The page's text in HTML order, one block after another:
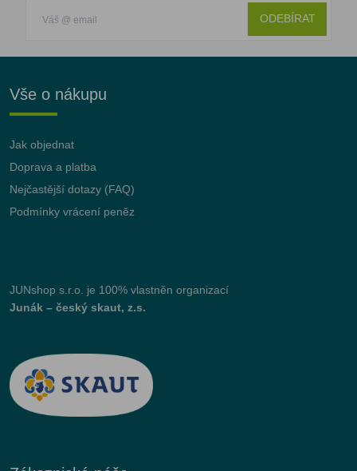
ODEBÍRAT
Vše o nákupu
Jak objednat
Doprava a platba
Nejčastější dotazy (FAQ)
Podmínky vrácení peněz
JUNshop s.r.o.
je 100% vlastněn organizací
Junák – český skaut, z.s.